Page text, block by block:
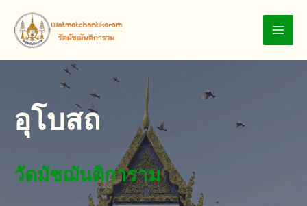
content
อุโบสถ
วัดมัชฌันติการาม